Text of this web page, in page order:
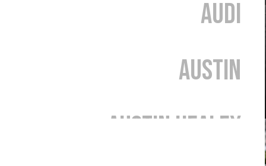
Audi
Austin
Austin Healey